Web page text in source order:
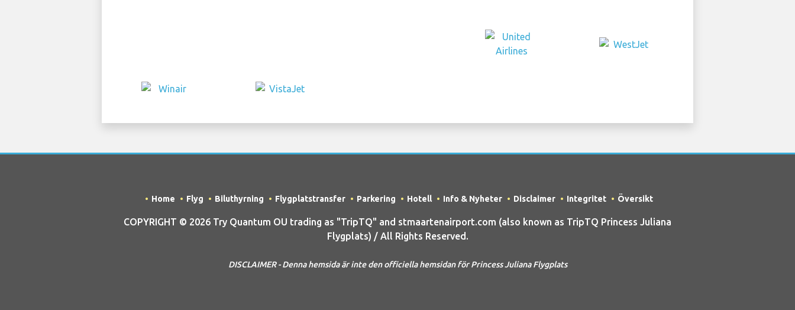
Home Flyg Biluthyrning Flygplatstransfer Parkering Hotell Info & Nyheter Disclaimer Integritet Översikt
COPYRIGHT © 2026 Try Quantum OU trading as "TripTQ" and stmaartenairport.com (also known as TripTQ Princess Juliana
Flygplats) / All Rights Reserved.
DISCLAIMER - Denna hemsida är inte den officiella hemsidan för Princess Juliana Flygplats